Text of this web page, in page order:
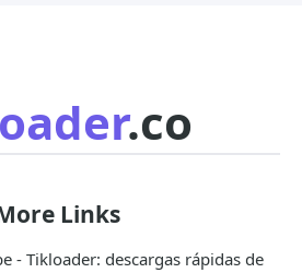
.co
Links
- Tikloader: descargas rápidas de